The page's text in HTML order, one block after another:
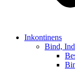
Inkontinens
Bind,